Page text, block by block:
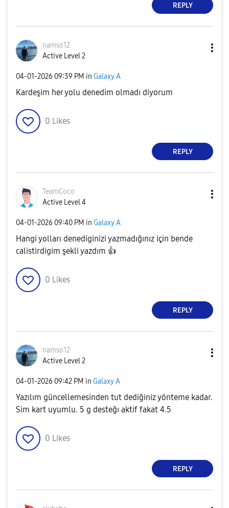
REPLY
namso12
Active Level 2
‎04-01-2026 09:39 PM in Galaxy A
Kardeşim her yolu denedim olmadı diyorum
0 Likes
REPLY
TeamCoco
Active Level 4
‎04-01-2026 09:40 PM in Galaxy A
Hangi yolları denediginizi yazmadığınız için bende
calistirdigim şekli yazdım 👍
0 Likes
REPLY
namso12
Active Level 2
‎04-01-2026 09:42 PM in Galaxy A
Yazılım güncellemesinden tut dediğiniz yönteme kadar.
Sim kart uyumlu. 5 g desteğı aktif fakat 4.5
0 Likes
REPLY